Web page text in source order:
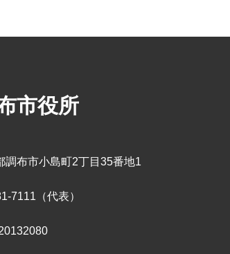
市役所
調布市小島町2丁目35番地1
7111（代表）